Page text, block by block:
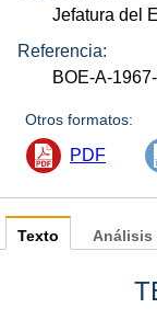
Jefatura del
Referencia:
BOE-A-
Otros formatos:
PDF
Texto Análisis